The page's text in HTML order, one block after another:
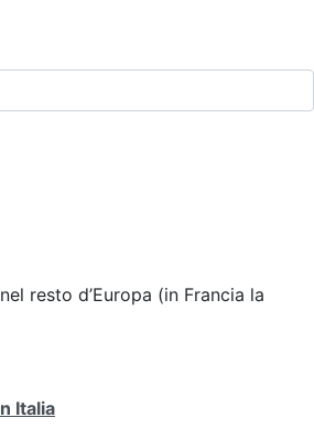
resto d’Europa (in Francia la
Italia